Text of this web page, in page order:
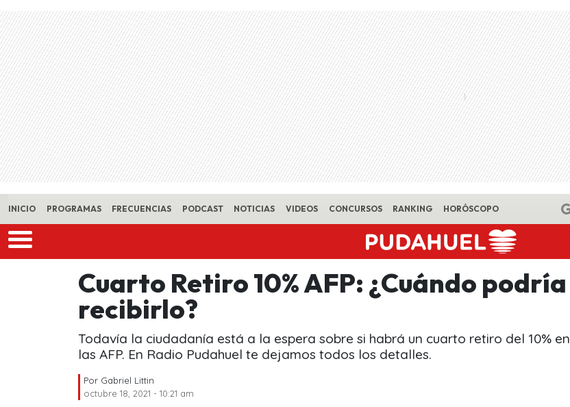
Skip to main content
INICIO PROGRAMAS FRECUENCIAS PODCAST NOTICIAS VIDEOS CONCURSOS RANKING HORÓSCOPO
Cuarto Retiro 10% AFP: ¿Cuándo podría
recibirlo?
Todavía la ciudadanía está a la espera sobre si habrá un cuarto retiro del 10% en
las AFP. En Radio Pudahuel te dejamos todos los detalles.
Por Gabriel Littin
octubre 18, 2021 - 10:21 am